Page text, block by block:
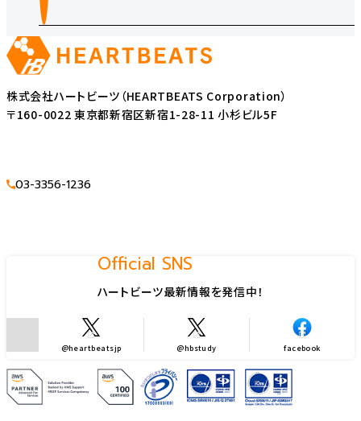
株式会社ハートビーツ（HEARTBEATS Corporation）
〒160-0022 東京都新宿区新宿1-28-11 小杉ビル5F
03-3356-1236
Official SNS
ハートビーツ最新情報を発信中！
@heartbeatsjp @hbstudy facebook